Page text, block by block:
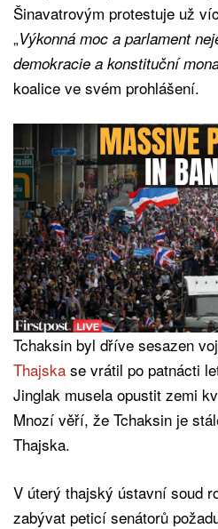
Šinavatrovým protestuje už
„Výkonná moc a parlament
demokracie a konstituční
koalice ve svém prohlášení.
Tchaksin byl dříve sesazen
Thajska se vrátil po patnácti
Jinglak musela opustit zemi
Mnozí věří, že Tchaksin je
Thajska.
V úterý thajský ústavní soud
zabývat peticí senátorů